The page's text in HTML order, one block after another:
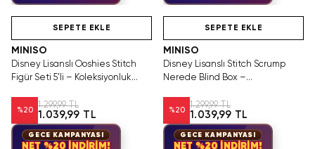
SEPETE EKLE
MINISO
Disney Lisanslı Ooshies Stitch
Figür Seti 5’li – Koleksiyonluk
%20
1.299,99 TL
1.039,99 TL
GECE KAMPANYASI
NET %20 İNDİRİM!
SEPETE EKLE
MINISO
Disney Lisanslı Stitch Scrump
Nerede Blind Box –
%20
1.299,99 TL
1.039,99 TL
GECE KAMPANYASI
NET %20 İNDİRİM!